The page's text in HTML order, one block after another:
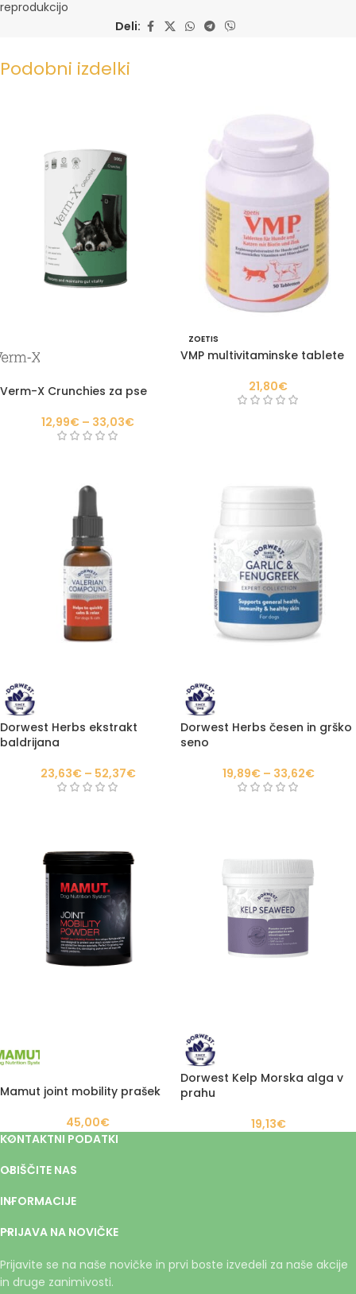
reprodukcijo
Deli:
Podobni izdelki
Verm-X Crunchies za pse
12,99€ – 33,03€
ZOETIS
VMP multivitaminske tablete
21,80€
Dorwest Herbs ekstrakt
baldrijana
23,63€ – 52,37€
Dorwest Herbs česen in grško
seno
19,89€ – 33,62€
Mamut joint mobility prašek
45,00€
Dorwest Kelp Morska alga v
prahu
19,13€
KONTAKTNI PODATKI
OBIŠČITE NAS
INFORMACIJE
PRIJAVA NA NOVIČKE
Prijavite se na naše novičke in prvi boste izvedeli za naše akcije
in druge zanimivosti.